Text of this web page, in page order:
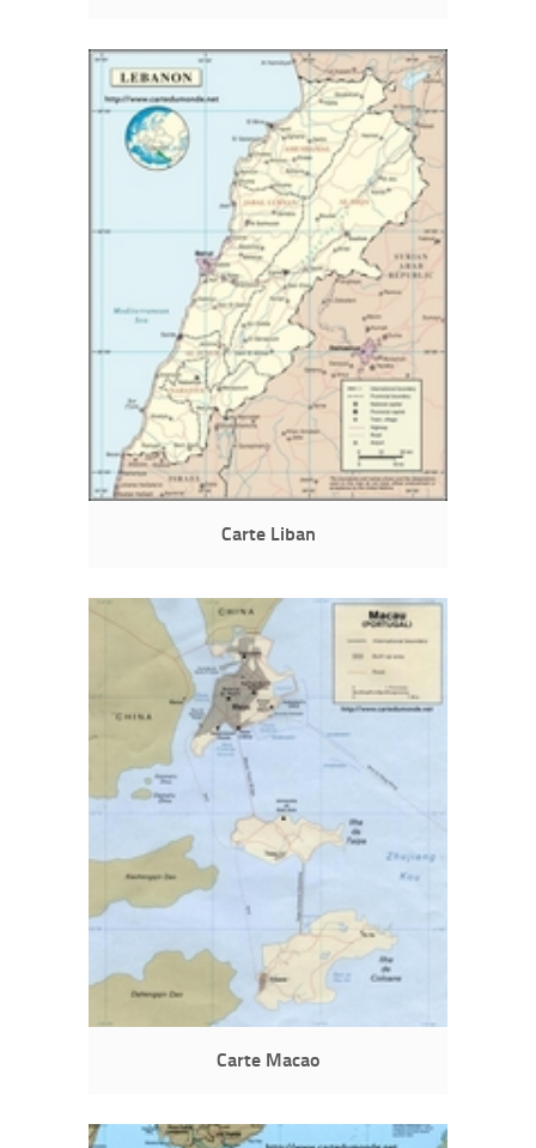
Carte Liban
Carte Macao